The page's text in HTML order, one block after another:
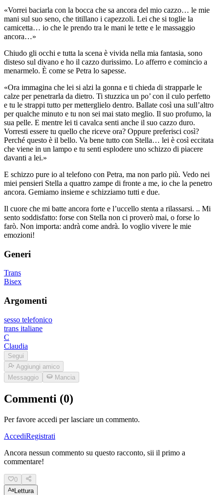
«Vorrei baciarla con la bocca che sa ancora del mio cazzo… le mie
mani sul suo seno, che titillano i capezzoli. Lei che si toglie la
camicetta… io che le prendo tra le mani le tette e le massaggio
ancora…»
Chiudo gli occhi e tutta la scena è vivida nella mia fantasia, sono
disteso sul divano e ho il cazzo durissimo. Lo afferro e comincio a
menarmelo. È come se Petra lo sapesse.
«Ora immagina che lei si alzi la gonna e ti chieda di strapparle le
calze per penetrarla da dietro. Ti stuzzica un po’ con il culo perfetto
e tu le strappi tutto per metterglielo dentro. Ballate così una sull’altro
per qualche minuto e tu non sei mai stato meglio. Il suo profumo, la
sua pelle. E mentre lei ti cavalca senti anche il suo cazzo duro.
Vorresti essere tu quello che riceve ora? Oppure preferisci così?
Perché questo è il bello. Va bene tutto con Stella… lei è così eccitata
che viene in un lampo e tu senti esplodere uno schizzo di piacere
davanti a lei.»
E schizzo pure io al telefono con Petra, ma non parlo più. Vedo nei
miei pensieri Stella a quattro zampe di fronte a me, io che la penetro
ancora. Gemiamo insieme e schizziamo tutti e due.
Il cuore che mi batte ancora forte e l’uccello stenta a rilassarsi. .. Mi
sento soddisfatto: forse con Stella non ci proverò mai, o forse lo
farò. Non importa: andrà come andrà. Io voglio vivere le mie
emozioni!
Generi
Trans
Bisex
Argomenti
sesso telefonico
trans italiane
C
Claudia
Segui
Aggiungi amico
Messaggio
Mancia
Commenti (0)
Per favore accedi per lasciare un commento.
AccediRegistrati
Ancora nessun commento su questo racconto, sii il primo a
commentare!
0
Lettura